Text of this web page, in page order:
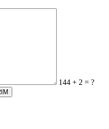
144 + 2 = ?